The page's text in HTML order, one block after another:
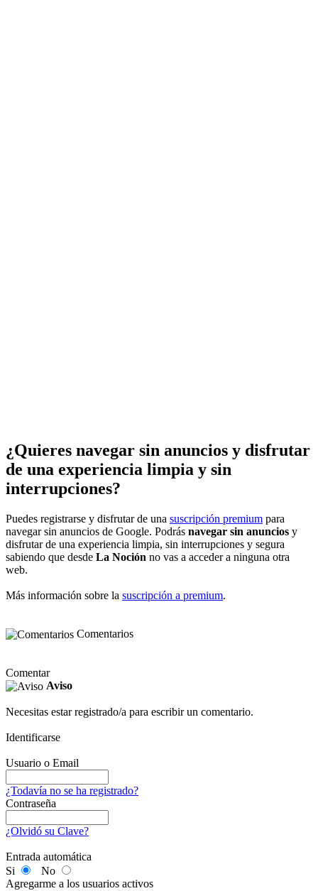
¿Quieres navegar sin anuncios y disfrutar
de una experiencia limpia y sin
interrupciones?
Puedes registrarse y disfrutar de una suscripción premium para
navegar sin anuncios de Google. Podrás navegar sin anuncios y
disfrutar de una experiencia limpia, sin interrupciones y segura
sabiendo que desde La Noción no vas a acceder a ninguna otra
web.
Más información sobre la suscripción a premium.
Comentarios
Comentar
Aviso
Necesitas estar registrado/a para escribir un comentario.
Identificarse
Usuario o Email
¿Todavía no se ha registrado?
Contraseña
¿Olvidó su Clave?
Entrada automática
Si
No
Agregarme a los usuarios activos